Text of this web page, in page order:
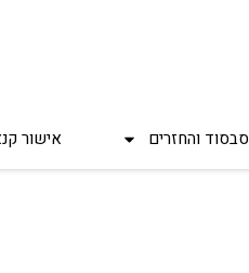
סבסוד והחזרים אישור